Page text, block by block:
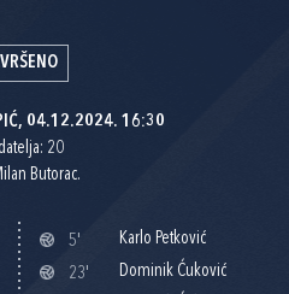
04.12.2024. 16:30
20
Butorac.
5'
Karlo Petković
23'
Dominik Ćuković